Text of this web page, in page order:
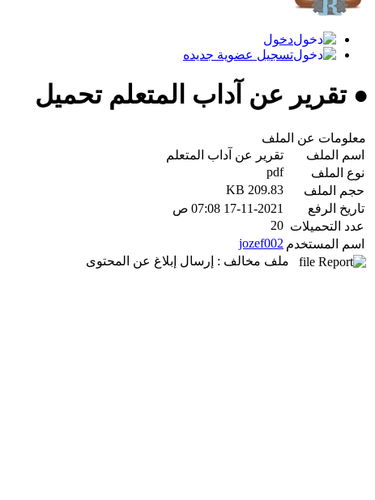
دخول
تسجيل عضوية جديده
● تقرير عن آداب المتعلم تحميل
معلومات عن الملف
اسم الملف
تقرير عن آداب المتعلم
نوع الملف
pdf
حجم الملف
209.83 KB
تاريخ الرفع
17-11-2021 07:08 ص
عدد التحميلات 20
اسم المستخدم jozef002
ملف مخالف : إرسال إبلاغ عن المحتوى